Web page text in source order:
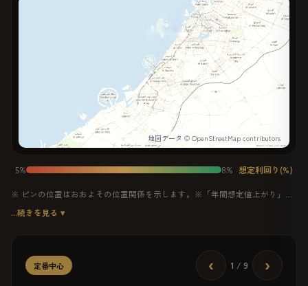
ダウンタウン
地図データ © OpenStreetMap contributors
5% 8% 想定利回り(%)
※ ピンの位置はおおよその位置関係を示します。※「年間想定値上がり」は
公表予測・市場実績に基づく当社想定であり、将来の成果を保証するもので
…続きを見る ▾
定番中心 ‹ 1 / 9 ›